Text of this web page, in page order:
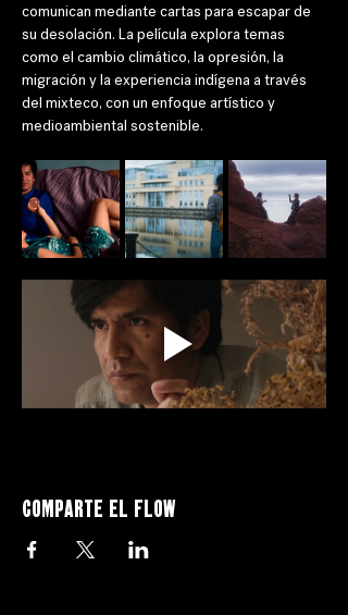
comunican mediante cartas para escapar de
su desolación. La película explora temas
como el cambio climático, la opresión, la
migración y la experiencia indígena a través
del mixteco, con un enfoque artístico y
medioambiental sostenible.
Comparte el flow